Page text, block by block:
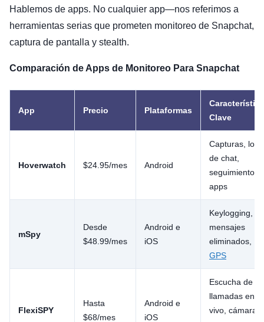
Hablemos de apps. No cualquier app—nos referimos a
herramientas serias que prometen monitoreo de Snapchat,
captura de pantalla y stealth.
Comparación de Apps de Monitoreo Para Snapchat
App Precio Plataformas
Clave
Hoverwatch $24.95/mes Android
Capturas, logs
de chat,
seguimiento
apps
mSpy
Desde
$48.99/mes
Android e
iOS
Keylogging,
mensajes
eliminados,
GPS
FlexiSPY
Hasta
$68/mes
Android e
iOS
Escucha de
llamadas en
vivo, cámara